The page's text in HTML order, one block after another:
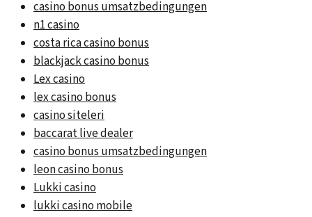
casino bonus umsatzbedingungen
n1 casino
costa rica casino bonus
blackjack casino bonus
Lex casino
lex casino bonus
casino siteleri
baccarat live dealer
casino bonus umsatzbedingungen
leon casino bonus
Lukki casino
lukki casino mobile